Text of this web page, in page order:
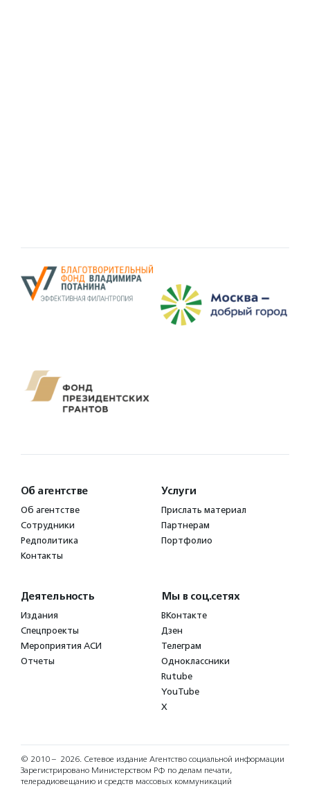
Об агентстве
Об агентстве
Сотрудники
Редполитика
Контакты
Услуги
Прислать материал
Партнерам
Портфолио
Деятельность
Издания
Спецпроекты
Мероприятия АСИ
Отчеты
Мы в соц.сетях
ВКонтакте
Дзен
Телеграм
Одноклассники
Rutube
YouTube
X
© 2010 – 2026. Сетевое издание Агентство социальной информации
Зарегистрировано Министерством РФ по делам печати,
телерадиовещанию и средств массовых коммуникаций